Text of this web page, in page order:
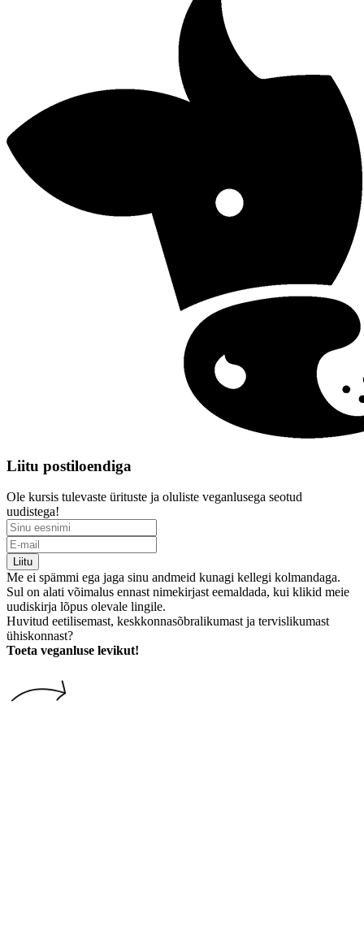
Liitu postiloendiga
Ole kursis tulevaste ürituste ja oluliste veganlusega seotud
uudistega!
Liitu
Me ei spämmi ega jaga sinu andmeid kunagi kellegi kolmandaga.
Sul on alati võimalus ennast nimekirjast eemaldada, kui klikid meie
uudiskirja lõpus olevale lingile.
Huvitud eetilisemast, keskkonnasõbralikumast ja tervislikumast
ühiskonnast?
Toeta veganluse levikut!